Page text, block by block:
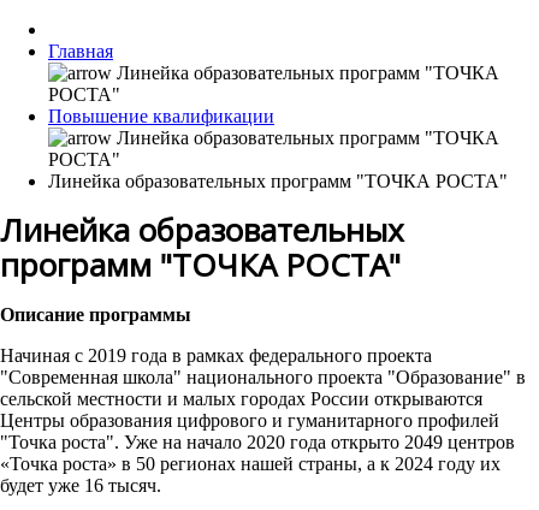
Главная
Повышение квалификации
Линейка образовательных программ "ТОЧКА РОСТА"
Линейка образовательных
программ "ТОЧКА РОСТА"
Описание программы
Начиная с 2019 года в рамках федерального проекта
"Современная школа" национального проекта "Образование" в
сельской местности и малых городах России открываются
Центры образования цифрового и гуманитарного профилей
"Точка роста". Уже на начало 2020 года открыто 2049 центров
«Точка роста» в 50 регионах нашей страны, а к 2024 году их
будет уже 16 тысяч.